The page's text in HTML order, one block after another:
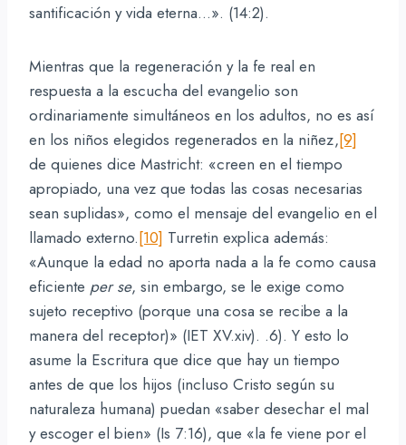
santificación y vida eterna…». (14:2).
Mientras que la regeneración y la fe real en
respuesta a la escucha del evangelio son
ordinariamente simultáneos en los adultos, no es así
en los niños elegidos regenerados en la niñez,[9]
de quienes dice Mastricht: «creen en el tiempo
apropiado, una vez que todas las cosas necesarias
sean suplidas», como el mensaje del evangelio en el
llamado externo.[10] Turretin explica además:
«Aunque la edad no aporta nada a la fe como causa
eficiente per se, sin embargo, se le exige como
sujeto receptivo (porque una cosa se recibe a la
manera del receptor)» (IET XV.xiv). .6). Y esto lo
asume la Escritura que dice que hay un tiempo
antes de que los hijos (incluso Cristo según su
naturaleza humana) puedan «saber desechar el mal
y escoger el bien» (Is 7:16), que «la fe viene por el